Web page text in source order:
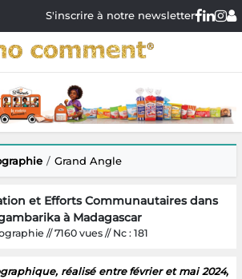
S'inscrire à notre newsletter
Grand Angle
et Efforts Communautaires dans
à Madagascar
// 7160 vues // Nc : 181
réalisé entre février et mai 2024,